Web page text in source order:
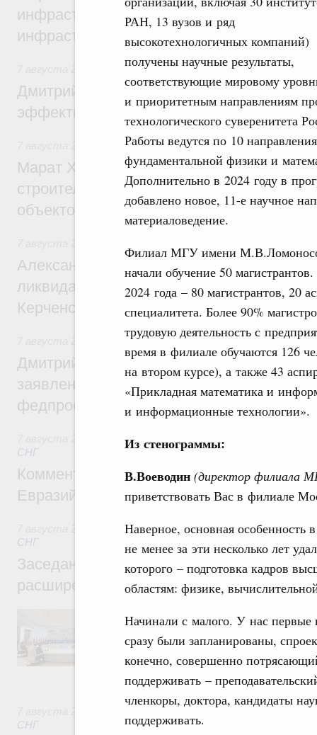
РАН, 13 вузов и ряд
высокотехнологичных компаний)
получены научные результаты,
соответствующие мировому
и приоритетным направлениям
технологического суверенитета
Работы ведутся по 10
фундаментальной физики и
Дополнительно в 2024 году в
добавлено новое, 11-е научное
материаловедение.
Филиал МГУ имени
начали обучение 50
2024 года – 80 магистрантов, 20
специалитета. Более 90%
трудовую деятельность с
время в филиале обучаются 126
на втором курсе), а также 43
«Прикладная математика и
и информационные технологии».
Из стенограммы:
В.Воеводин (директор филиала
приветствовать Вас в филиале
Наверное, основная
не менее за эти несколько лет
которого – подготовка кадров
областям: физике,
Начинали с малого. У нас
сразу были запланированы,
конечно, совершенно
поддерживать –
членкоры, доктора, кандидаты
поддерживать.
инфраструктуры построили и обновили
инфраструктурным кредитам
Развитие сельских территорий
Дмитрий Патрушев: Синхронизация
эффективность поддержки сельских
Экономика городов. Городская среда
Марат Хуснуллин: «Единый заказчик»
строительство и реконструкцию более
объектов
Александр Козлов провёл заседание
ликвидации последствий чрезвычайной
Керченском проливе
Среднее профессиональное образование
Дмитрий Чернышенко: Установлен
заявлений от абитуриентов колледжей и
федпроекта «Профессионалитет»
Евразийский экономический союз.
СНГ
Комментарий Алексея Оверчука по
Евразийского межправительственного
Евразийский экономический союз.
СНГ
Заседание Евразийского
расширенном составе
числе совершенствование кооперации в
регулирования и администрирования,
обеспечение продовольственной
железнодорожных перевозок,
рынка.
Евразийский экономический союз.
СНГ